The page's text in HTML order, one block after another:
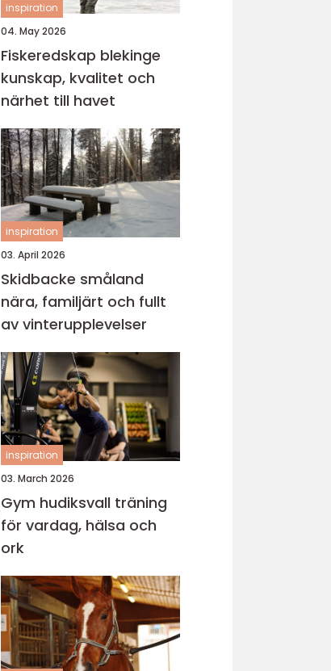
inspiration
04. May 2026
Fiskeredskap blekinge
kunskap, kvalitet och
närhet till havet
inspiration
03. April 2026
Skidbacke småland
nära, familjärt och fullt
av vinterupplevelser
inspiration
03. March 2026
Gym hudiksvall träning
för vardag, hälsa och
ork